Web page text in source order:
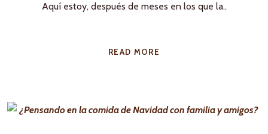
Aquí estoy, después de meses en los que la..
READ MORE